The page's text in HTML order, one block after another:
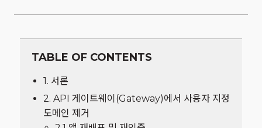
TABLE OF CONTENTS
1. 서론
2. API 게이트웨이(Gateway)에서 사용자 지정
도메인 제거